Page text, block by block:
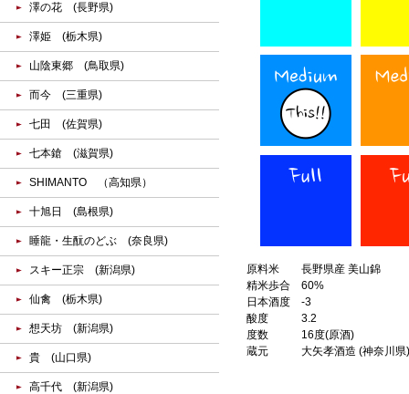
原料米
長野県産 美山錦
精米歩合
60%
日本酒度
-3
酸度
3.2
度数
16度(原酒)
蔵元
大矢孝酒造 (神奈川県)
澤の花 (長野県)
澤姫 (栃木県)
山陰東郷 (鳥取県)
而今 (三重県)
七田 (佐賀県)
七本鎗 (滋賀県)
SHIMANTO （高知県）
十旭日 (島根県)
睡龍・生酛のどぶ (奈良県)
スキー正宗 (新潟県)
仙禽 (栃木県)
想天坊 (新潟県)
貴 (山口県)
高千代 (新潟県)